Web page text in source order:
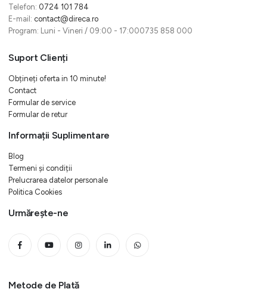
Telefon: 0724 101 784
E-mail: contact@direca.ro
Program: Luni - Vineri / 09:00 - 17:000735 858 000
Suport Clienți
Obțineți oferta in 10 minute!
Contact
Formular de service
Formular de retur
Informații Suplimentare
Blog
Termeni și condiții
Prelucrarea datelor personale
Politica Cookies
Urmărește-ne
Metode de Plată